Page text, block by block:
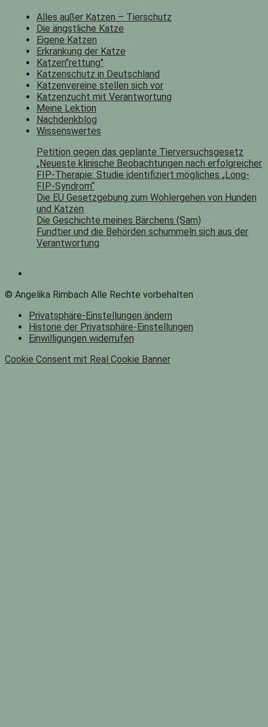
Alles außer Katzen – Tierschutz
Die ängstliche Katze
Eigene Katzen
Erkrankung der Katze
Katzen"rettung"
Katzenschutz in Deutschland
Katzenvereine stellen sich vor
Katzenzucht mit Verantwortung
Meine Lektion
Nachdenkblog
Wissenswertes
Petition gegen das geplante Tierversuchsgesetz
„Neueste klinische Beobachtungen nach erfolgreicher
FIP-Therapie: Studie identifiziert mögliches „Long-
FIP-Syndrom“
Die EU Gesetzgebung zum Wohlergehen von Hunden
und Katzen
Die Geschichte meines Bärchens (Sam)
Fundtier und die Behörden schummeln sich aus der
Verantwortung
© Angelika Rimbach Alle Rechte vorbehalten
Privatsphäre-Einstellungen ändern
Historie der Privatsphäre-Einstellungen
Einwilligungen widerrufen
Cookie Consent mit Real Cookie Banner